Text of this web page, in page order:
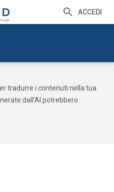
ACCEDI
tradurre i contenuti nella tua
dall'AI potrebbero